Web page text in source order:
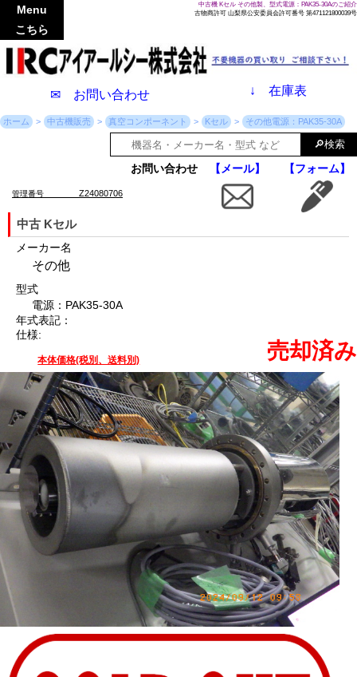
中古機 Kセル その他製、型式電源：PAK35-30Aのご紹介
古物商許可 山梨県公安委員会許可番号 第471121800039号
✉ お問い合わせ ↓ 在庫表
Menu
こちら
ホーム 中古機販売 真空コンポーネント Kセル その他電源：PAK35-30A
お問い合わせ 【メール】 【フォーム】
管理番号 Z24080706
中古 Kセル
メーカー名
その他
型式
電源：PAK35-30A
年式表記：
仕様:
本体価格(税別、送料別) 売却済み